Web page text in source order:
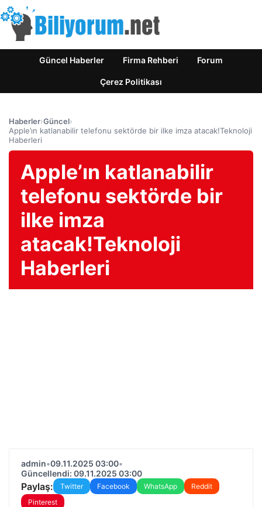
Güncel Haberler Firma Rehberi Forum
Çerez Politikası
Haberler›Güncel›
Apple’ın katlanabilir telefonu sektörde bir ilke imza atacak!Teknoloji
Haberleri
Apple’ın katlanabilir
telefonu sektörde bir
ilke imza
atacak!Teknoloji
Haberleri
admin•09.11.2025 03:00•
Güncellendi: 09.11.2025 03:00
Paylaş: Twitter Facebook WhatsApp
Reddit
Pinterest